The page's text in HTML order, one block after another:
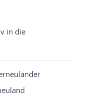
in die